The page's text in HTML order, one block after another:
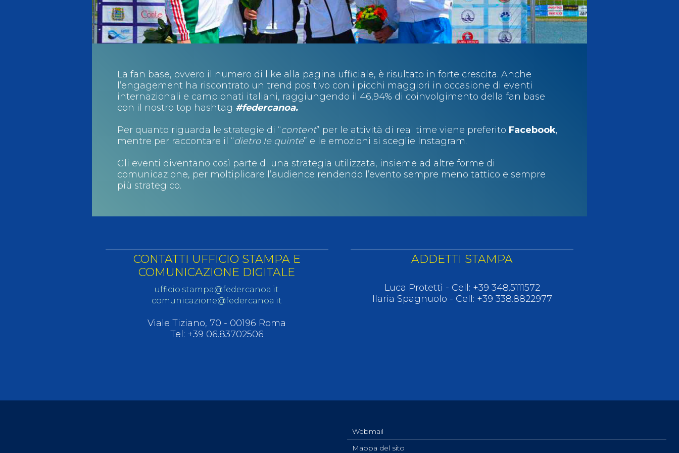
La fan base, ovvero il numero di like alla pagina ufficiale, è risultato in forte crescita. Anche
l’engagement ha riscontrato un trend positivo con i picchi maggiori in occasione di eventi
internazionali e campionati italiani, raggiungendo il 46,94% di coinvolgimento della fan base
con il nostro top hashtag #federcanoa.
Per quanto riguarda le strategie di “content” per le attività di real time viene preferito Facebook,
mentre per raccontare il “dietro le quinte” e le emozioni si sceglie Instagram.
Gli eventi diventano così parte di una strategia utilizzata, insieme ad altre forme di
comunicazione, per moltiplicare l’audience rendendo l’evento sempre meno tattico e sempre
più strategico.
CONTATTI UFFICIO STAMPA E
COMUNICAZIONE DIGITALE
ufficio.stampa@federcanoa.it
comunicazione@federcanoa.it
Viale Tiziano, 70 - 00196 Roma
Tel: +39 06.83702506
ADDETTI STAMPA
Luca Protettì - Cell: +39 348.5111572
Ilaria Spagnuolo - Cell: +39 338.8822977
Webmail
Mappa del sito